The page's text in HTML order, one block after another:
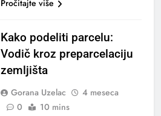
Pročitajte više
Kako podeliti parcelu:
Vodič kroz preparcelaciju
zemljišta
Gorana Uzelac
4 meseca
0
10 mins